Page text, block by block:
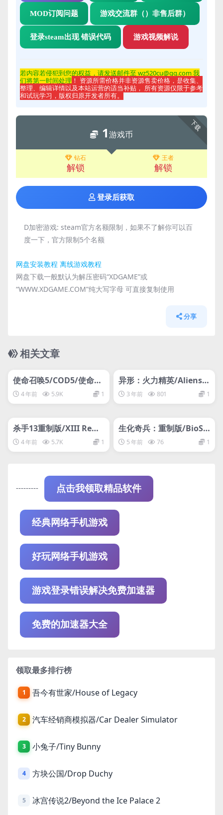
MOD订阅问题 游戏交流群（）非售后群）
登录steam出现 错误代码 游戏视频解说
若内容若侵犯到您的权益，请发送邮件至 wz520cu@qq.com 我
们将第一时间处理 ！ 资源所需价格并非资源售卖价格，是收集、
整理、编辑详情以及本站运营的适当补贴， 所有资源仅限于参考
和试玩学习，版权归原开发者所有。
下载
1游戏币
钻石
解锁
王者
解锁
登录后获取
D加密游戏: steam官方名额限制，如果不了解你可以百
度一下，官方限制5个名额
网盘安装教程 离线游戏教程
网盘下载一般默认为解压密码“XDGAME”或
“WWW.XDGAME.COM”纯大写字母 可直接复制使用
分享
相关文章
网盘下载游戏
使命召唤5/COD5/使命5/
使命召唤5：世界战争
4 年前 5.9K 1
支持网络联机
异形：火力精英/Aliens:
Fireteam Elite/支持网络
联机
3 年前 801 1
网盘下载游戏
杀手13重制版/XIII Rema
ke4 年前 5.7K 1
网盘下载游戏
生化奇兵：重制版/BioSh
ock Remastered
5 年前 76 1
--------- 点击我领取精品软件
经典网络手机游戏
好玩网络手机游戏
游戏登录错误解决免费加速器
免费的加速器大全
领取最多排行榜
1 吾今有世家/House of Legacy
2 汽车经销商模拟器/Car Dealer Simulator
3 小兔子/Tiny Bunny
4 方块公国/Drop Duchy
5 冰宫传说2/Beyond the Ice Palace 2